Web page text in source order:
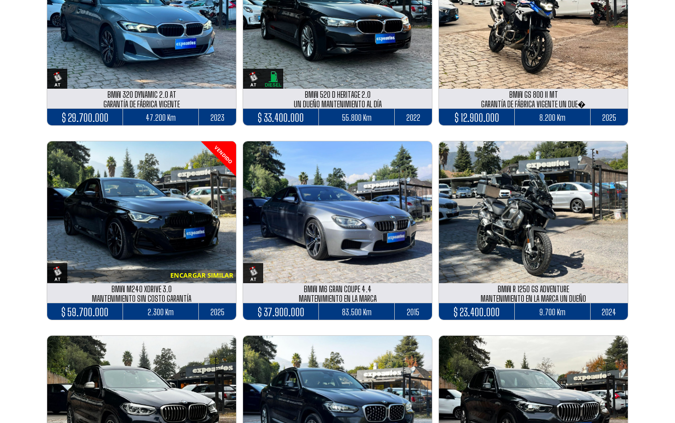
BMW 320 DYNAMIC 2.0 AT
GARANTÍA DE FÁBRICA VIGENTE
$ 29.700.000 47.200 Km 2023
BMW 520 D HERITAGE 2.0
UN DUEÑO MANTENIMIENTO AL DÍA
$ 33.400.000 55.800 Km 2022
BMW GS 800 II MT
GARANTÍA DE FÁBRICA VIGENTE UN DUE�
$ 12.900.000 8.200 Km 2025
VENDIDO
ENCARGAR SIMILAR
BMW M240 XDRIVE 3.0
MANTENIMIENTO SIN COSTO GARANTÍA
$ 59.700.000 2.300 Km 2025
BMW M6 GRAN COUPE 4.4
MANTENIMIENTO EN LA MARCA
$ 37.900.000 83.500 Km 2015
BMW R 1250 GS ADVENTURE
MANTENIMIENTO EN LA MARCA UN DUEÑO
$ 23.400.000 9.700 Km 2024